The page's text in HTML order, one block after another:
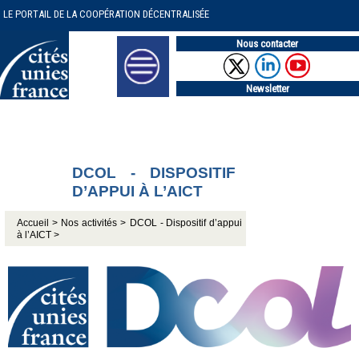
LE PORTAIL DE LA COOPÉRATION DÉCENTRALISÉE
Nous contacter
Newsletter
DCOL - DISPOSITIF
D’APPUI À L’AICT
Accueil > Nos activités >
DCOL - Dispositif d’appui
à l’AICT >